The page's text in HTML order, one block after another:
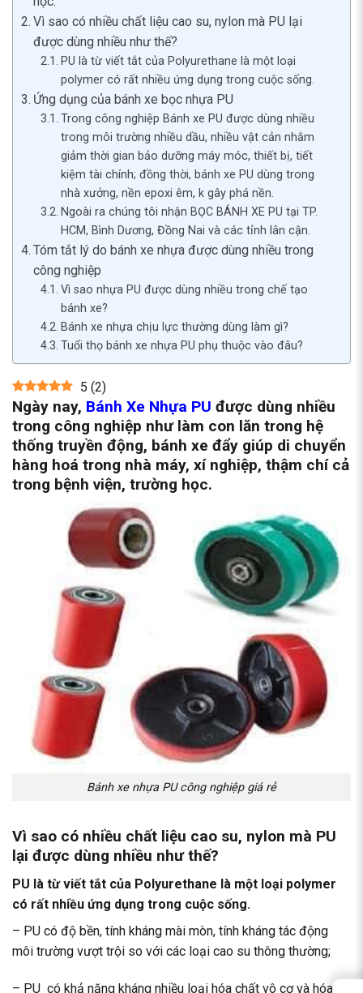
Vì sao có nhiều chất liệu cao su, nylon mà PU lại
được dùng nhiều như thế?
PU là từ viết tắt của Polyurethane là một loại
polymer có rất nhiều ứng dụng trong cuộc sống.
Ứng dụng của bánh xe bọc nhựa PU
Trong công nghiệp Bánh xe PU được dùng nhiều
trong môi trường nhiều dầu, nhiều vật cản nhằm
giảm thời gian bảo dưỡng máy móc, thiết bị, tiết
kiệm tài chính; đồng thời, bánh xe PU dùng trong
nhà xưởng, nền epoxi êm, k gây phá nền.
Ngoài ra chúng tôi nhận BỌC BÁNH XE PU tại TP.
HCM, Bình Dương, Đồng Nai và các tỉnh lân cận.
Tóm tắt lý do bánh xe nhựa được dùng nhiều trong
công nghiệp
Vì sao nhựa PU được dùng nhiều trong chế tạo
bánh xe?
Bánh xe nhựa chịu lực thường dùng làm gì?
Tuổi thọ bánh xe nhựa PU phụ thuộc vào đâu?
5 (2)
Ngày nay, Bánh Xe Nhựa PU được dùng nhiều
trong công nghiệp như làm con lăn trong hệ
thống truyền động, bánh xe đẩy giúp di chuyển
hàng hoá trong nhà máy, xí nghiệp, thậm chí cả
trong bệnh viện, trường học.
Bánh xe nhựa PU công nghiệp giá rẻ
Vì sao có nhiều chất liệu cao su, nylon mà PU
lại được dùng nhiều như thế?
PU là từ viết tắt của Polyurethane là một loại polymer
có rất nhiều ứng dụng trong cuộc sống.
– PU có độ bền, tính kháng mài mòn, tính kháng tác động
môi trường vượt trội so với các loại cao su thông thường;
– PU có khả năng kháng nhiều loại hóa chất vô cơ và hóa